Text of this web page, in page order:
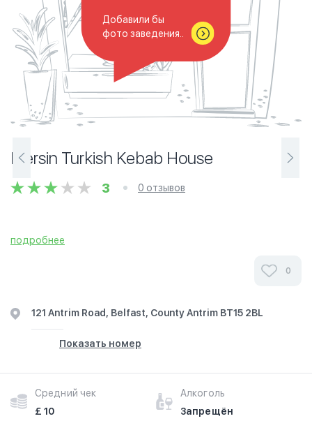
Добавили бы
фото заведения..
Mersin Turkish Kebab House
3 0 отзывов
подробнее
0
121 Antrim Road, Belfast, County Antrim BT15 2BL
Показать номер
Средний чек
£ 10
Алкоголь
Запрещён